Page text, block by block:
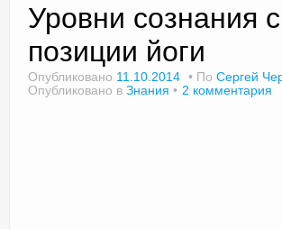
Доктор Чернов
Уровни сознания с
позиции йоги
Опубликовано 11.10.2014 По Сергей
Опубликовано в Знания 2 комментария